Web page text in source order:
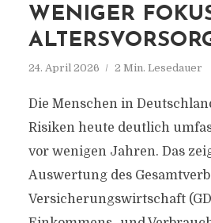
WENIGER
24. April 2026 2 Min. Lesedauer
Die Menschen in
Risiken heute deutlich
vor wenigen Jahren. Das
Auswertung des
Versicherungswirtschaft